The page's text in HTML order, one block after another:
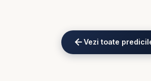
fiecăruia dintre noi atunci când
Dumnezeu Se manifestă.
Vezi toate